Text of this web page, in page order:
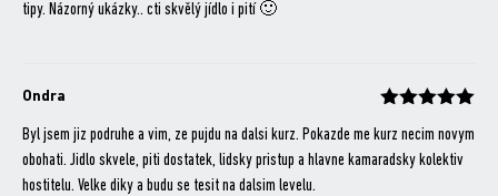
tipy. Názorný ukázky.. cti skvělý jídlo i pití 🙂
Ondra
Byl jsem jiz podruhe a vim, ze pujdu na dalsi kurz. Pokazde me kurz necim novym
obohati. Jidlo skvele, piti dostatek, lidsky pristup a hlavne kamaradsky kolektiv
hostitelu. Velke diky a budu se tesit na dalsim levelu.